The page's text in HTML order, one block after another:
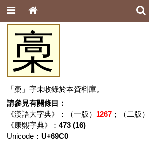
槀
「槀」字未收錄於本資料庫。
請參見有關條目：
《漢語大字典》：（一版） 1267；（二版）
《康熙字典》： 473 (16)
Unicode： U+69C0